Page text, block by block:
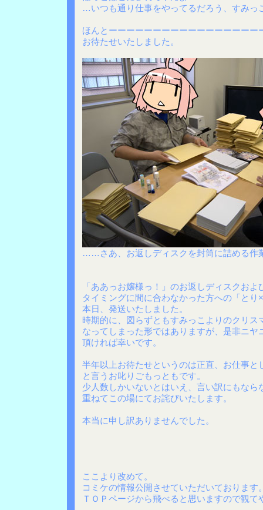
…いつも通り仕事をやってるだろう、すみっ
ほんとーーーーーーーーーーーーーーーーー
お待たせいたしました。
……さあ、お返しディスクを封筒に詰める作
「ああっお嬢様っ！」のお返しディスクおよ
タイミングに間に合わなかった方への「とり
本日、発送いたしました。
時期的に、図らずともすみっこよりのクリス
なってしまった形ではありますが、是非ニヤ
頂ければ幸いです。
半年以上お待たせというのは正直、お仕事と
と言うお叱りごもっともです。
少人数しかいないとはいえ、言い訳にもなら
重ねてこの場にてお詫びいたします。
本当に申し訳ありませんでした。
ここより改めて。
コミケの情報公開させていただいております
ＴＯＰページから飛べると思いますので観て